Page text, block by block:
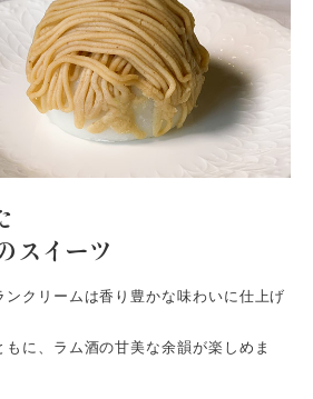
スイーツ
クリームは香り豊かな味わいに仕上げ
に、ラム酒の甘美な余韻が楽しめま